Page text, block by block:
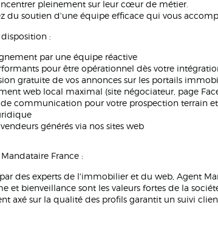
pleinement sur leur cœur de métier.
du soutien d'une équipe efficace qui vous
:
par une équipe réactive
pour être opérationnel dès votre
gratuite de vos annonces sur les portails
web local maximal (site négociateur, page
de communication pour votre prospection terrain
générés via nos sites web
France :
des experts de l'immobilier et du web, Agent
et bienveillance sont les valeurs fortes de la
axé sur la qualité des profils garantit un suivi